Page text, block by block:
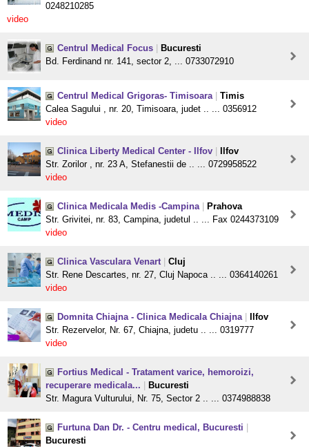
0248210285
video
Centrul Medical Focus
Bucuresti
Bd. Ferdinand nr. 141, sector 2, ... 0733072910
Centrul Medical Grigoras- Timisoara
Timis
Calea Sagului , nr. 20, Timisoara, judet .. ... 0356912
video
Clinica Liberty Medical Center - Ilfov
Ilfov
Str. Zorilor , nr. 23 A, Stefanestii de .. ... 0729958522
video
Clinica Medicala Medis -Campina
Prahova
Str. Grivitei, nr. 83, Campina, judetul .. ... Fax 0244373109
video
Clinica Vasculara Venart
Cluj
Str. Rene Descartes, nr. 27, Cluj Napoca .. ... 0364140261
video
Domnita Chiajna - Clinica Medicala Chiajna
Ilfov
Str. Rezervelor, Nr. 67, Chiajna, judetu .. ... 0319777
video
Fortius Medical - Tratament varice, hemoroizi,
recuperare medicala...
Bucuresti
Str. Magura Vulturului, Nr. 75, Sector 2 .. ... 0374988838
Furtuna Dan Dr. - Centru medical, Bucuresti
Bucuresti